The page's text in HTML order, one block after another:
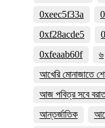
0xeec5f33a
0xf28acde5
0xfeaab60f
৬
আখেরি মোনাজাতে
আজ পবিত্র সবে বরাত
আন্তর্জাতিক